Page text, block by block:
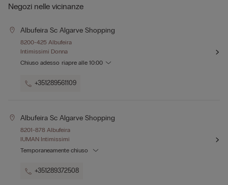
Negozi nelle vicinanze
Albufeira Sc Algarve Shopping
8200-425 Albufeira
Intimissimi Donna
Chiuso adesso riapre alle 10:00
+351289561109
Albufeira Sc Algarve Shopping
8201-878 Albufeira
IUMAN Intimissimi
Temporaneamente chiuso
+351289372508